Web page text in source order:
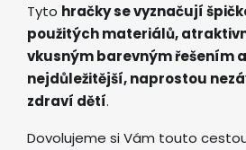
Tyto hračky se vyznačují
použitých materiálů,
vkusným barevným řešením
nejdůležitější, naprostou
zdraví dětí.
Dovolujeme si Vám touto